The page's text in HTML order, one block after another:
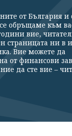
от България и
обръщаме към
вие,
страницата ни в
Вие можете да
от финансови
да сте вие –